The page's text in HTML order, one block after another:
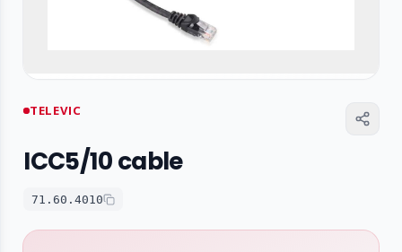
TELEVIC
ICC5/10 cable
71.60.4010